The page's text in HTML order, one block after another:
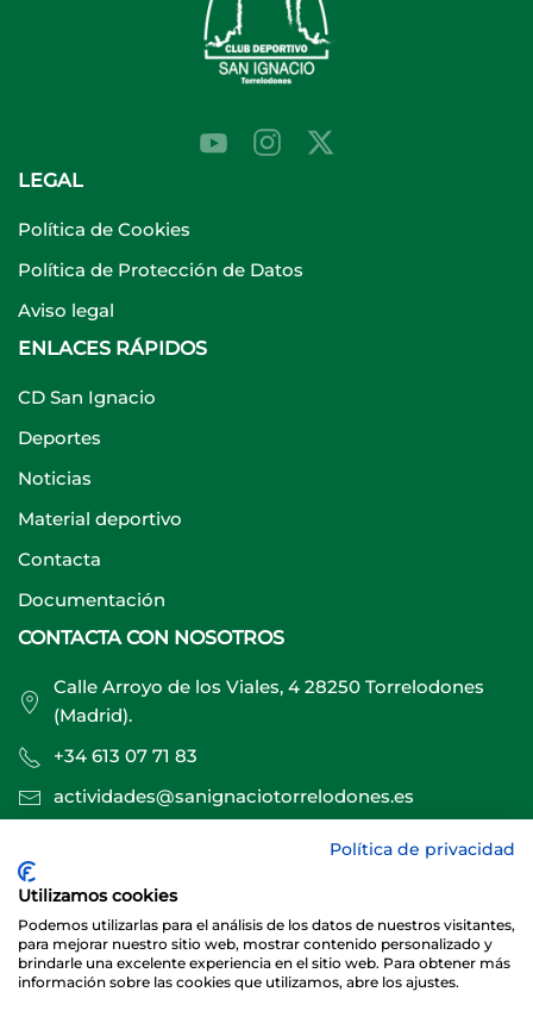
LEGAL
Política de Cookies
Política de Protección de Datos
Aviso legal
ENLACES RÁPIDOS
CD San Ignacio
Deportes
Noticias
Material deportivo
Contacta
Documentación
CONTACTA CON NOSOTROS
Calle Arroyo de los Viales, 4 28250 Torrelodones
(Madrid).
+34 613 07 71 83
actividades@sanignaciotorrelodones.es
Sitio web creado por
Política de privacidad
Utilizamos cookies
Podemos utilizarlas para el análisis de los datos de nuestros visitantes,
para mejorar nuestro sitio web, mostrar contenido personalizado y
brindarle una excelente experiencia en el sitio web. Para obtener más
información sobre las cookies que utilizamos, abre los ajustes.